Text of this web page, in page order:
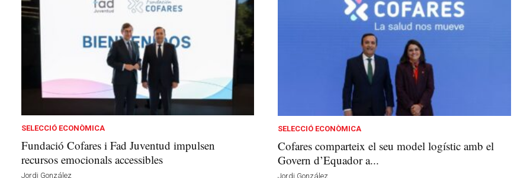
SELECCIÓ ECONÒMICA
Fundació Cofares i Fad Juventud impulsen
recursos emocionals accessibles
Jordi González
SELECCIÓ ECONÒMICA
Cofares comparteix el seu model logístic amb el
Govern d’Equador a...
Jordi González